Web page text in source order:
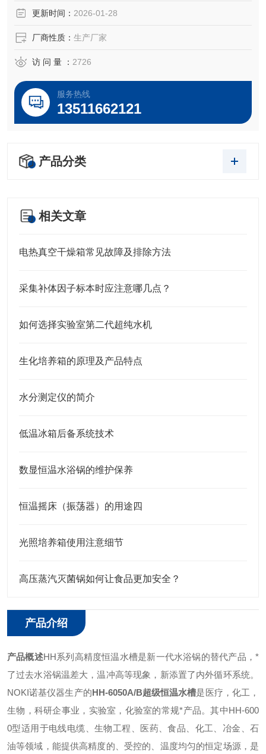
更新时间： 2026-01-28
厂商性质： 生产厂家
访 问 量 ： 2726
服务热线
13511662121
产品分类
相关文章
电热真空干燥箱常见故障及排除方法
采集补体因子标本时应注意哪几点？
如何选择实验室第二代超纯水机
生化培养箱的原理及产品特点
水分测定仪的简介
低温冰箱后备系统技术
数显恒温水浴锅的维护保养
恒温摇床（振荡器）的用途四
光照培养箱使用注意细节
高压蒸汽灭菌锅如何让食品更加安全？
产品介绍
产品概述HH系列高精度恒温水槽是新一代水浴锅的替代产品，*
了过去水浴锅温差大，温冲高等现象，新添置了内外循环系统。
NOKI诺基仪器生产的HH-6050A/B超级恒温水槽是医疗，化工，
生物，科研企事业，实验室，化验室的常规*产品。其中HH-600
0型适用于电线电缆、生物工程、医药、食品、化工、冶金、石
油等领域，能提供高精度的、受控的、温度均匀的恒定场源，是